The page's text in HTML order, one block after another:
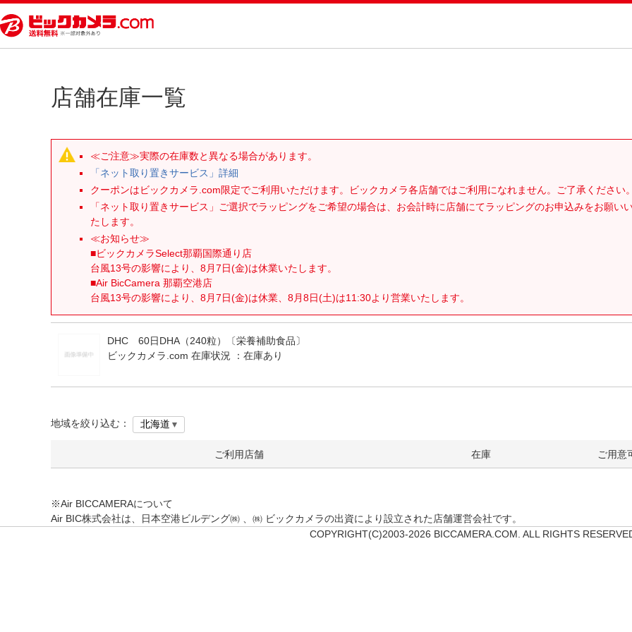
店舗在庫一覧
≪ご注意≫実際の在庫数と異なる場合があります。
「ネット取り置きサービス」詳細
クーポンはビックカメラ.com限定でご利用いただけます。ビックカメラ各店舗ではご利用になれません。ご了承ください。
「ネット取り置きサービス」ご選択でラッピングをご希望の場合は、お会計時に店舗にてラッピングのお申込みをお願い
たします。
≪お知らせ≫
■ビックカメラSelect那覇国際通り店
台風13号の影響により、8月7日(金)は休業いたします。
■Air BicCamera 那覇空港店
台風13号の影響により、8月7日(金)は休業、8月8日(土)は11:30より営業いたします。
DHC 60日DHA（240粒）〔栄養補助食品〕
ビックカメラ.com 在庫状況 ： 在庫あり
地域を絞り込む：
ご利用店舗 在庫 ご用意
※Air BICCAMERAについて
Air BIC株式会社は、日本空港ビルデング㈱ 、㈱ ビックカメラの出資により設立された店舗運営会社です。
COPYRIGHT(C)2003-2026 BICCAMERA.COM. ALL RIGHTS